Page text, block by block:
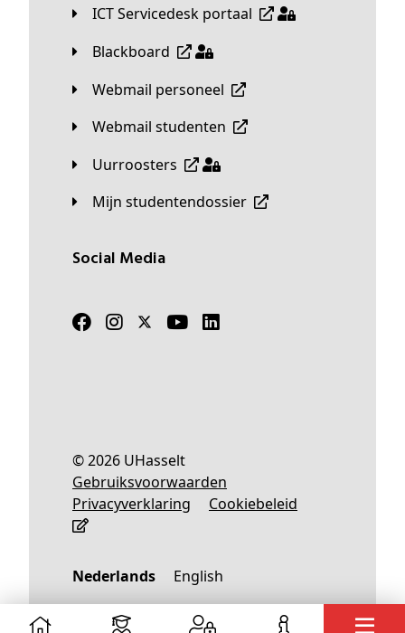
ICT Servicedesk portaal
Blackboard
Webmail personeel
Webmail studenten
Uurroosters
Mijn studentendossier
Social Media
© 2026 UHasselt
Gebruiksvoorwaarden
Privacyverklaring
Cookiebeleid
Nederlands English